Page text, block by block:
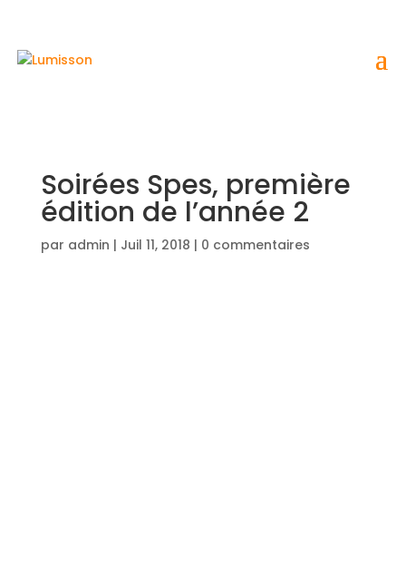
Soirées Spes, première
édition de l’année 2
par admin | Juil 11, 2018 | 0 commentaires